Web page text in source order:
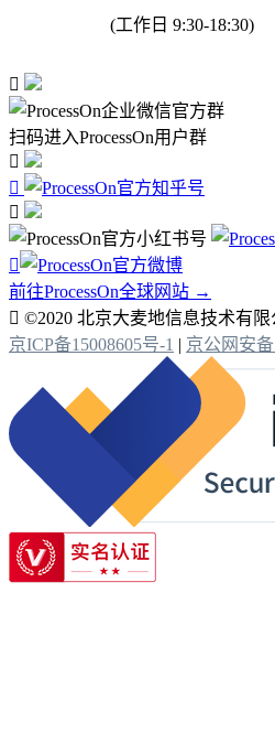
(工作日 9:30-18:30)

扫码进入ProcessOn用户群




前往ProcessOn全球网站 →
 ©2020 北京大麦地信息技术有限
京ICP备15008605号-1 | 京公网安备